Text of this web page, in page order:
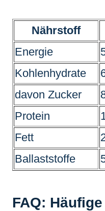
Nährstoff
Energie
Kohlenhydrate
davon Zucker
Protein
Fett
Ballaststoffe
FAQ: